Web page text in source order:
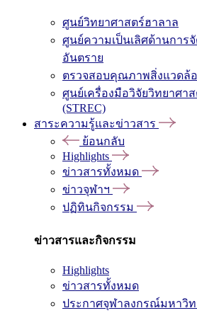
ศูนย์วิทยาศาสตร์ฮาลาล
ศูนย์ความเป็นเลิศด้านการ
อันตราย
ตรวจสอบคุณภาพสิ่งแวดล้
ศูนย์เครื่องมือวิจัยวิทยาศา
(STREC)
สาระความรู้และข่าวสาร
ย้อนกลับ
Highlights
ข่าวสารทั้งหมด
ข่าวจุฬาฯ
ปฏิทินกิจกรรม
ข่าวสารและกิจกรรม
Highlights
ข่าวสารทั้งหมด
ประกาศจุฬาลงกรณ์มหาวิท